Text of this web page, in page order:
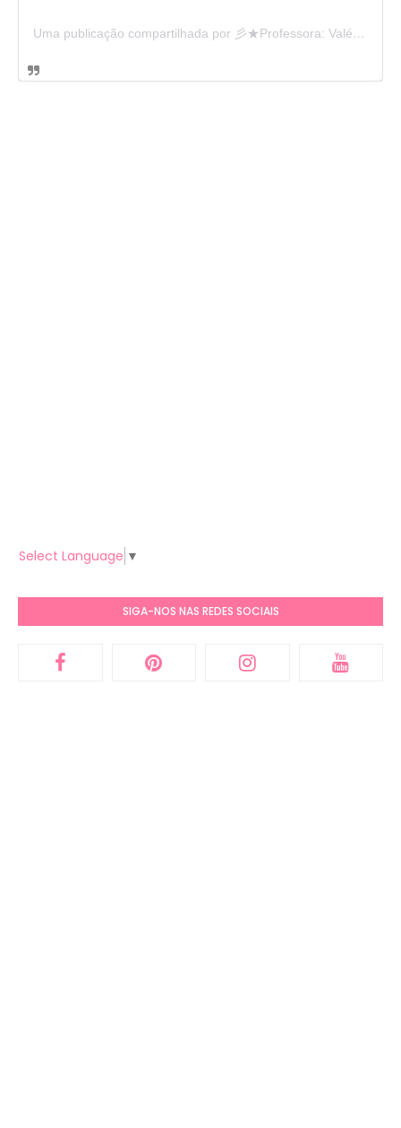
Uma publicação compartilhada por 彡★Professora: Valéria·.¸¸.· (@ensinandocomcarinho)
Select Language ▼
SIGA-NOS NAS REDES SOCIAIS